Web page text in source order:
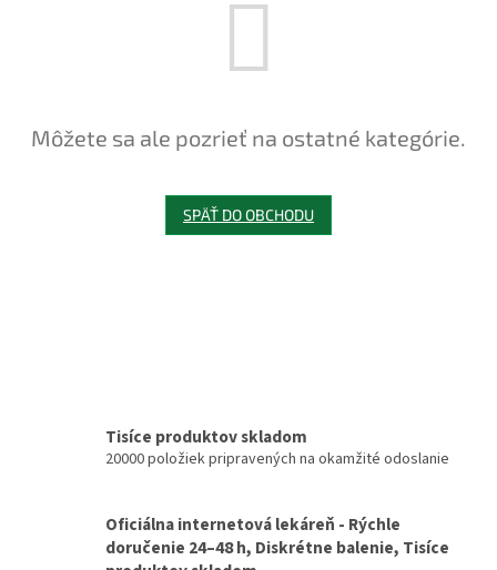
Môžete sa ale pozrieť na ostatné kategórie.
SPÄŤ DO OBCHODU
Tisíce produktov skladom
20000 položiek pripravených na okamžité odoslanie
Oficiálna internetová lekáreň - Rýchle
doručenie 24–48 h, Diskrétne balenie, Tisíce